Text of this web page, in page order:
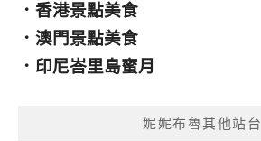
． 香港景點美食
． 澳門景點美食
． 印尼峇里島蜜月
妮妮布魯其他站台